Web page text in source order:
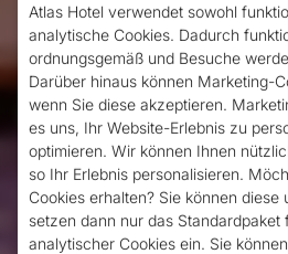
zwischen den
Sind Sie bereit für
Wochenende in
ist das Atlas Hotelder
vollkommen zu
genießen. Außerdem
Atlas Hotel verwendet sowohl
analytische Cookies. Dadurch
ordnungsgemäß und Besuche
Darüber hinaus können Marketing-
wenn Sie diese akzeptieren.
es uns, Ihr Website-Erlebnis zu
optimieren. Wir können Ihnen
so Ihr Erlebnis personalisieren.
Cookies erhalten? Sie können diese
setzen dann nur das Standardpaket
analytischer Cookies ein. Sie